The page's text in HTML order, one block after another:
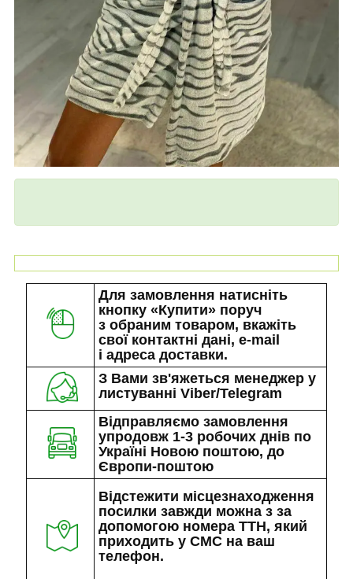
Для замовлення натисніть
кнопку «Купити» поруч
з обраним товаром, вкажіть
свої контактні дані, e-mail
і адреса доставки.
З Вами зв'яжеться менеджер у
листуванні Viber/Telegram
Відправляємо замовлення
упродовж 1-3 робочих днів по
Україні Новою поштою, до
Європи-поштою
Відстежити місцезнаходження
посилки завжди можна з за
допомогою номера ТТН, який
приходить у СМС на ваш
телефон.